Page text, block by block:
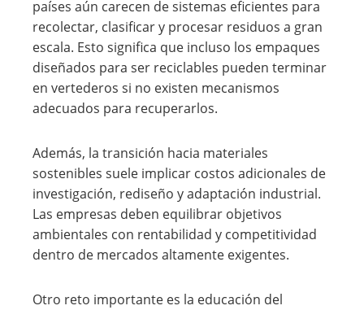
países aún carecen de sistemas eficientes para
recolectar, clasificar y procesar residuos a gran
escala. Esto significa que incluso los empaques
diseñados para ser reciclables pueden terminar
en vertederos si no existen mecanismos
adecuados para recuperarlos.
Además, la transición hacia materiales
sostenibles suele implicar costos adicionales de
investigación, rediseño y adaptación industrial.
Las empresas deben equilibrar objetivos
ambientales con rentabilidad y competitividad
dentro de mercados altamente exigentes.
Otro reto importante es la educación del